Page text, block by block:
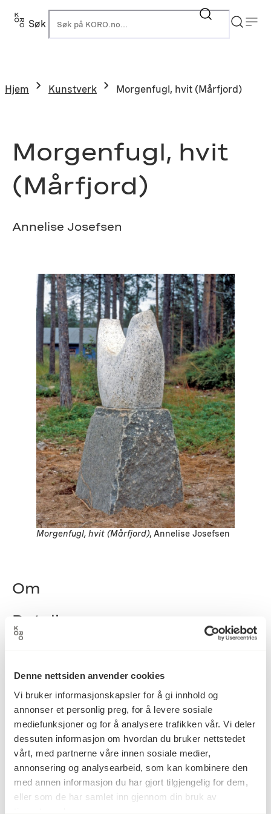
Denne nettsiden anvender cookies
Vi bruker informasjonskapsler for å gi innhold og
annonser et personlig preg, for å levere sosiale
mediefunksjoner og for å analysere trafikken vår. Vi deler
dessuten informasjon om hvordan du bruker nettstedet
vårt, med partnerne våre innen sosiale medier,
annonsering og analysearbeid, som kan kombinere den
med annen informasjon du har gjort tilgjengelig for dem,
eller som de har samlet inn gjennom din bruk av
Hopp
Søk
Hjem Kunstverk Morgenfugl, hvit (Mårfjord)
Morgenfugl, hvit
(Mårfjord)
Annelise Josefsen
Morgenfugl, hvit (Mårfjord), Annelise Josefsen
Om
Detaljer
Annelise Josefsen
Kategori Skulptur